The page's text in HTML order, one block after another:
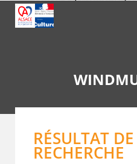
RÉSULTAT
RECHERCHE